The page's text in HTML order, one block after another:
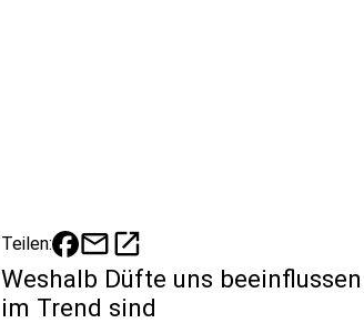
Teilen: mailopen_in_new
Weshalb Düfte uns
im Trend sind